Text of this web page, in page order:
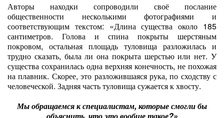
Авторы находки сопроводили своё послание
общественности несколькими фотографиями и
соответствующим текстом: «Длина существа около 185
сантиметров. Голова и спина покрыты шерстяным
покровом, остальная площадь туловища разложилась и
трудно сказать, была ли она покрыта шерстью или нет. У
существа сохранилась одна верхняя конечность, не похожая
на плавник. Скорее, это разложившаяся рука, по сходству с
человеческой. Задняя часть туловища сужается к хвосту.
Мы обращаемся к специалистам, которые смогли бы